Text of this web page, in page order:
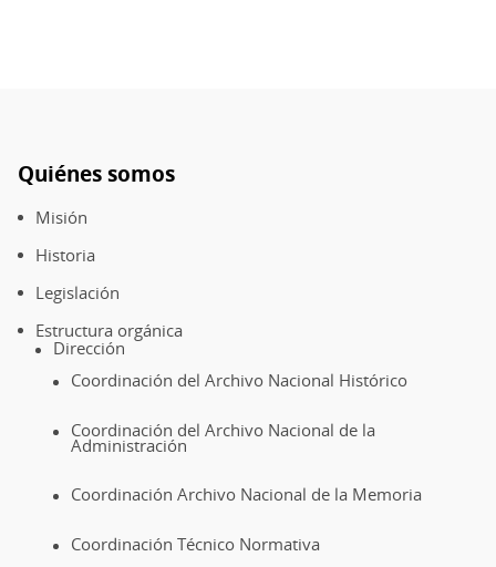
Pie
de
página
Quiénes somos
Misión
Historia
Legislación
Estructura orgánica
Dirección
Coordinación del Archivo Nacional Histórico
Coordinación del Archivo Nacional de la
Administración
Coordinación Archivo Nacional de la Memoria
Coordinación Técnico Normativa